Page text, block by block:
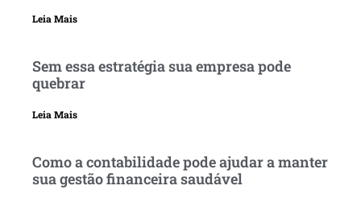
Leia Mais
Sem essa estratégia sua empresa pode
quebrar
Leia Mais
Como a contabilidade pode ajudar a manter
sua gestão financeira saudável